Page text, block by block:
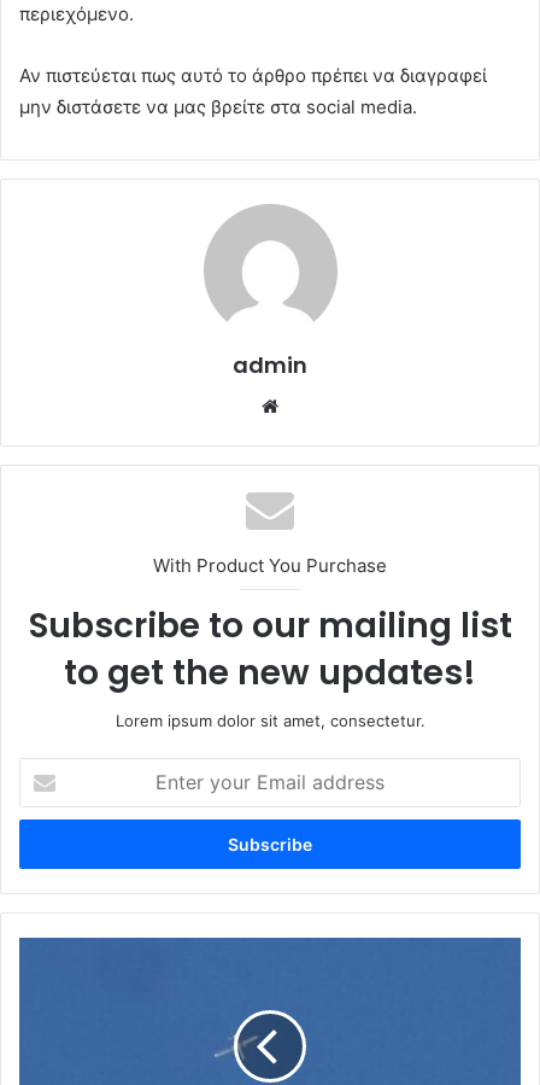
περιεχόμενο.
Αν πιστεύεται πως αυτό το άρθρο πρέπει να διαγραφεί
μην διστάσετε να μας βρείτε στα social media.
admin
With Product You Purchase
Subscribe to our mailing list
to get the new updates!
Lorem ipsum dolor sit amet, consectetur.
your
Email